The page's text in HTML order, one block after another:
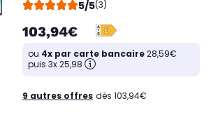
5/5(3)
103,94€
ou 4x par carte bancaire28,59€
puis 3x 25,98
9 autres offres dès 103,94€